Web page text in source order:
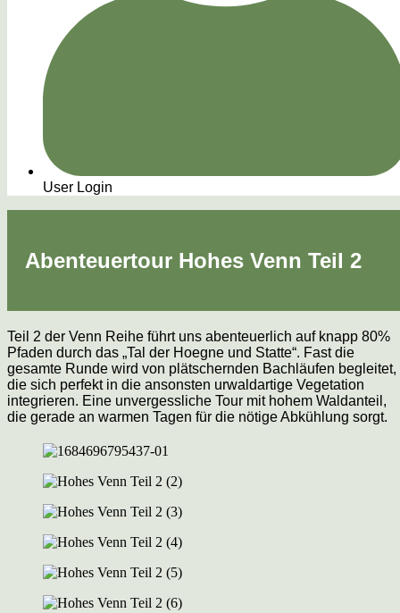
User Login
Abenteuertour Hohes Venn Teil 2
Teil 2 der Venn Reihe führt uns abenteuerlich auf knapp 80%
Pfaden durch das „Tal der Hoegne und Statte“. Fast die
gesamte Runde wird von plätschernden Bachläufen begleitet,
die sich perfekt in die ansonsten urwaldartige Vegetation
integrieren. Eine unvergessliche Tour mit hohem Waldanteil,
die gerade an warmen Tagen für die nötige Abkühlung sorgt.